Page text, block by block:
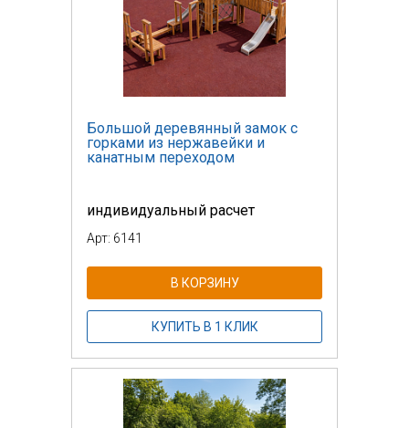
Большой деревянный замок с
горками из нержавейки и
канатным переходом
индивидуальный расчет
Арт: 6141
В КОРЗИНУ
КУПИТЬ В 1 КЛИК